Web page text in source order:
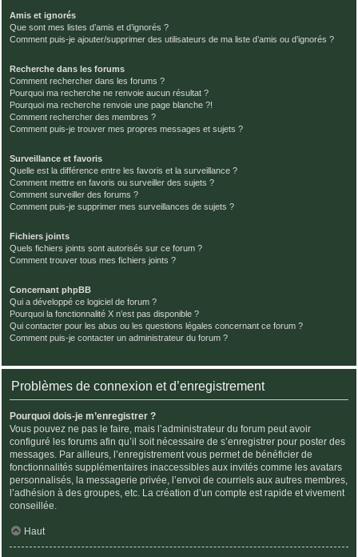
Amis et ignorés
Que sont mes listes d’amis et d’ignorés ?
Comment puis-je ajouter/supprimer des utilisateurs de ma liste d’amis ou d’ignorés ?
Recherche dans les forums
Comment rechercher dans les forums ?
Pourquoi ma recherche ne renvoie aucun résultat ?
Pourquoi ma recherche renvoie une page blanche ?!
Comment rechercher des membres ?
Comment puis-je trouver mes propres messages et sujets ?
Surveillance et favoris
Quelle est la différence entre les favoris et la surveillance ?
Comment mettre en favoris ou surveiller des sujets ?
Comment surveiller des forums ?
Comment puis-je supprimer mes surveillances de sujets ?
Fichiers joints
Quels fichiers joints sont autorisés sur ce forum ?
Comment trouver tous mes fichiers joints ?
Concernant phpBB
Qui a développé ce logiciel de forum ?
Pourquoi la fonctionnalité X n’est pas disponible ?
Qui contacter pour les abus ou les questions légales concernant ce forum ?
Comment puis-je contacter un administrateur du forum ?
Problèmes de connexion et d’enregistrement
Pourquoi dois-je m’enregistrer ?
Vous pouvez ne pas le faire, mais l’administrateur du forum peut avoir
configuré les forums afin qu’il soit nécessaire de s’enregistrer pour poster des
messages. Par ailleurs, l’enregistrement vous permet de bénéficier de
fonctionnalités supplémentaires inaccessibles aux invités comme les avatars
personnalisés, la messagerie privée, l’envoi de courriels aux autres membres,
l’adhésion à des groupes, etc. La création d’un compte est rapide et vivement
conseillée.
Haut